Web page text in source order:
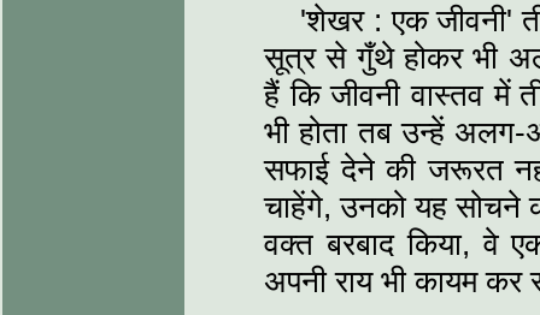
'शेखर : एक जीवनी'
सूत्र से गुँथे होकर भी
हैं कि जीवनी वास्तव में
भी होता तब उन्हें अलग-
सफाई देने की जरूरत
चाहेंगे, उनको यह सोचने
वक्त बरबाद किया, वे
अपनी राय भी कायम